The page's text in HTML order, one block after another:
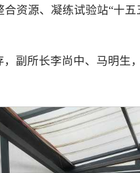
资源、凝练试验站“十
副所长李尚中、马明生